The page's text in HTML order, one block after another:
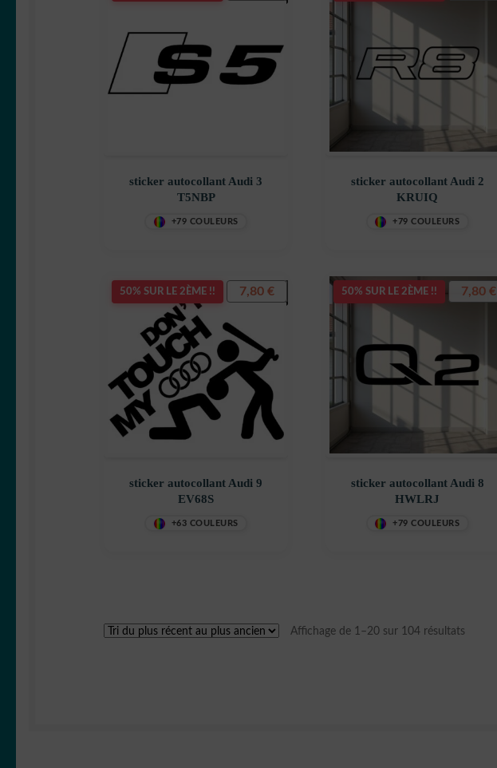
sticker autocollant Audi 3
T5NBP
+79 COULEURS
sticker autocollant Audi 2
KRUIQ
+79 COULEURS
50% SUR LE 2ÈME !!
sticker autocollant Audi 9
EV68S
+63 COULEURS
7,80€ 50% SUR LE 2ÈME !!
sticker autocollant Audi 8
HWLRJ
+79 COULEURS
7,80 €
Affichage de 1–20 sur 104 résultats